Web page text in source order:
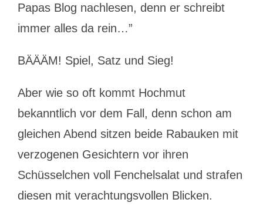
Papas Blog nachlesen, denn er schreibt
immer alles da rein…”
BÄÄÄM! Spiel, Satz und Sieg!
Aber wie so oft kommt Hochmut
bekanntlich vor dem Fall, denn schon am
gleichen Abend sitzen beide Rabauken mit
verzogenen Gesichtern vor ihren
Schüsselchen voll Fenchelsalat und strafen
diesen mit verachtungsvollen Blicken.